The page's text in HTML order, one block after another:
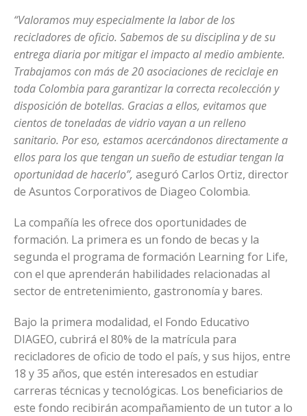
“Valoramos muy especialmente la labor de los
recicladores de oficio. Sabemos de su disciplina y de su
entrega diaria por mitigar el impacto al medio ambiente.
Trabajamos con más de 20 asociaciones de reciclaje en
toda Colombia para garantizar la correcta recolección y
disposición de botellas. Gracias a ellos, evitamos que
cientos de toneladas de vidrio vayan a un relleno
sanitario. Por eso, estamos acercándonos directamente a
ellos para los que tengan un sueño de estudiar tengan la
oportunidad de hacerlo”, aseguró Carlos Ortiz, director
de Asuntos Corporativos de Diageo Colombia.
La compañía les ofrece dos oportunidades de
formación. La primera es un fondo de becas y la
segunda el programa de formación Learning for Life,
con el que aprenderán habilidades relacionadas al
sector de entretenimiento, gastronomía y bares.
Bajo la primera modalidad, el Fondo Educativo
DIAGEO, cubrirá el 80% de la matrícula para
recicladores de oficio de todo el país, y sus hijos, entre
18 y 35 años, que estén interesados en estudiar
carreras técnicas y tecnológicas. Los beneficiarios de
este fondo recibirán acompañamiento de un tutor a lo